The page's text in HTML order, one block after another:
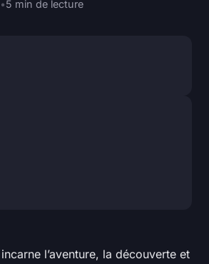
•5 min de lecture
l’aventure, la découverte et